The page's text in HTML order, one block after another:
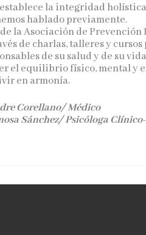
la integridad
hablado previamente.
la Asociación de
de charlas, talleres y
de su salud y de su
el equilibrio físico, mental y
en armonía.
Corellano/ Médico
Sánchez/ Psicóloga